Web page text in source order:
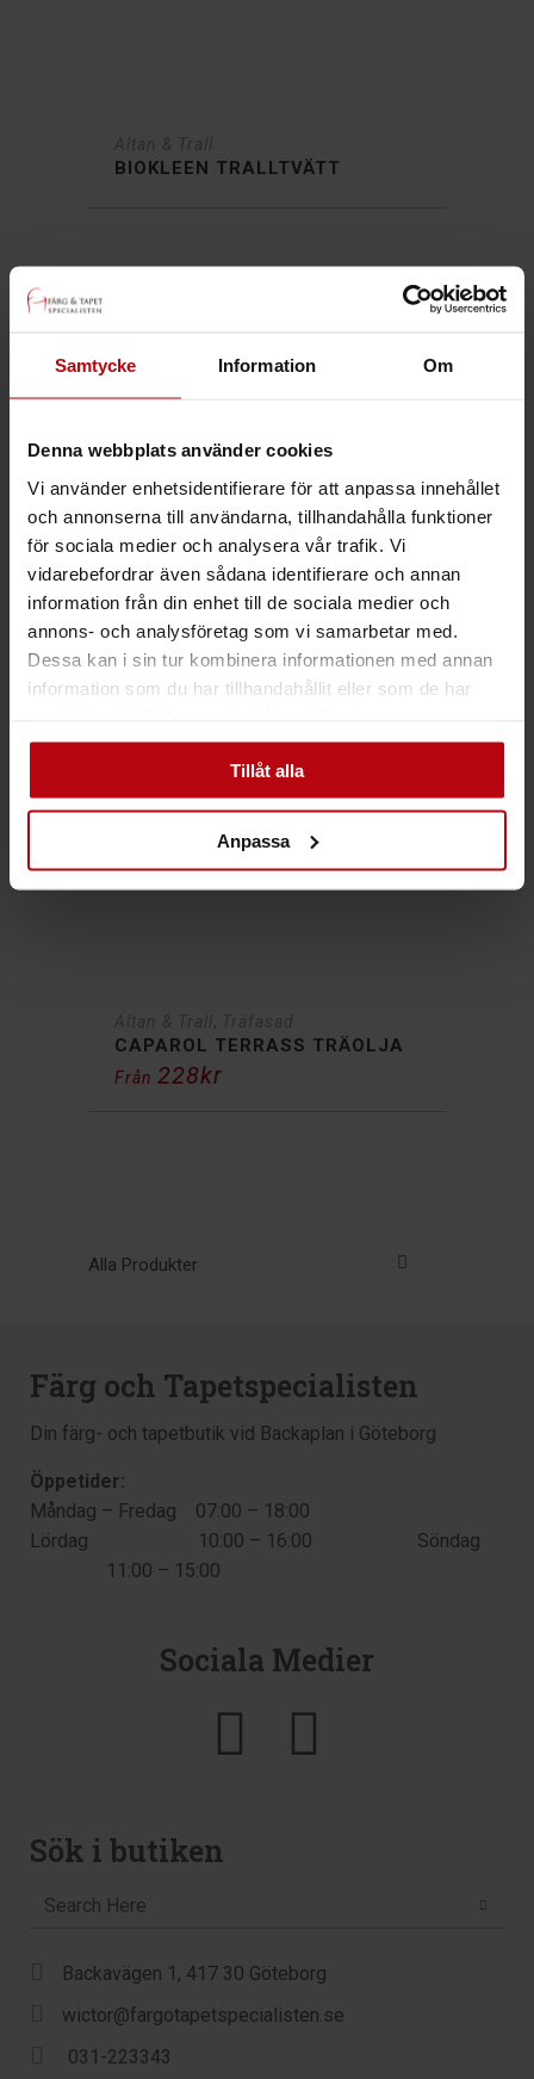
Samtycke Information Om
Denna webbplats använder cookies
Vi använder enhetsidentifierare för att anpassa innehållet
och annonserna till användarna, tillhandahålla funktioner
för sociala medier och analysera vår trafik. Vi
vidarebefordrar även sådana identifierare och annan
information från din enhet till de sociala medier och
annons- och analysföretag som vi samarbetar med.
Dessa kan i sin tur kombinera informationen med annan
information som du har tillhandahållit eller som de har
Tillåt alla
Anpassa
BIOKLEEN TRALLTVÄTT
Altan & Trall
BIOKLEEN YTFÖRSEGLING
,
CAPAROL TERRASS TRÄOLJA
Från 228kr
Alla Produkter
Färg och Tapetspecialisten
Din färg- och tapetbutik vid Backaplan i Göteborg
Öppetider:
Måndag – Fredag 07:00 – 18:00
Lördag 10:00 – 16:00 Söndag
11:00 – 15:00
Sociala Medier
Sök i butiken
Backavägen 1, 417 30 Göteborg
wictor@fargotapetspecialisten.se
031-223343